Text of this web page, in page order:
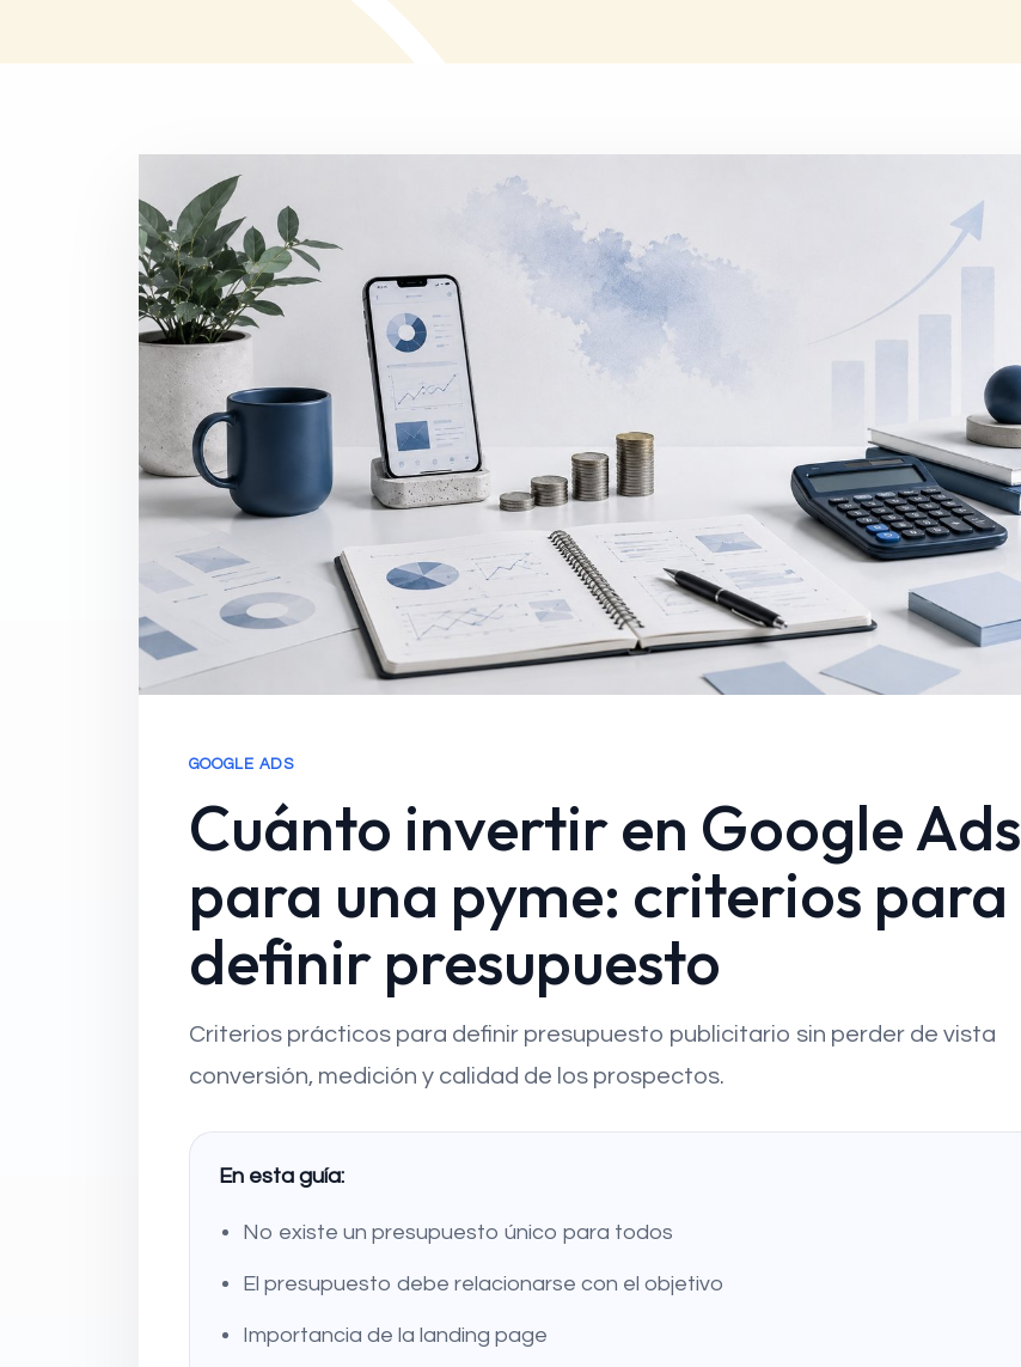
GOOGLE ADS
Cuánto invertir en Google Ads
para una pyme: criterios para
definir presupuesto
Criterios prácticos para definir presupuesto publicitario sin perder de vista
conversión, medición y calidad de los prospectos.
En esta guía:
No existe un presupuesto único para todos
El presupuesto debe relacionarse con el objetivo
Importancia de la landing page